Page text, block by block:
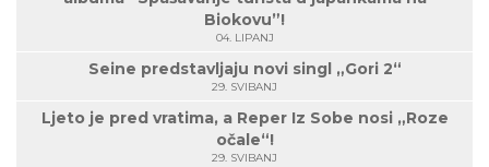
Biokovu”!
04. LIPANJ
Seine predstavljaju novi singl „Gori 2“
29. SVIBANJ
Ljeto je pred vratima, a Reper Iz Sobe nosi „Roze
očale“!
29. SVIBANJ